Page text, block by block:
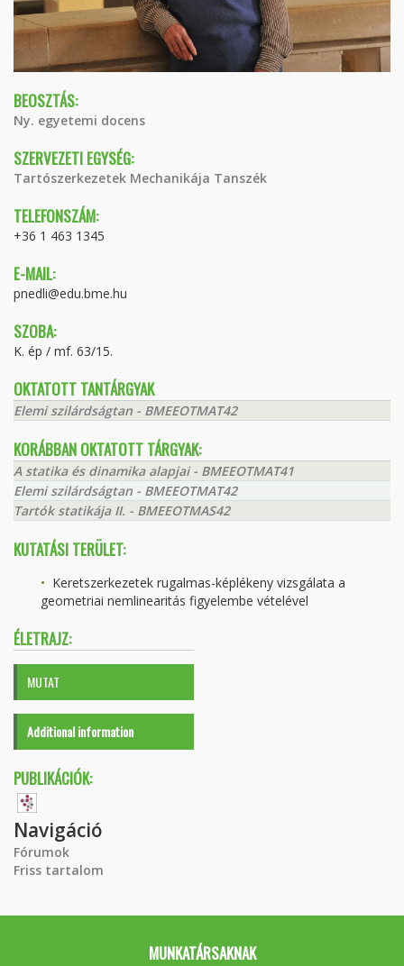
BEOSZTÁS:
Ny. egyetemi docens
SZERVEZETI EGYSÉG:
Tartószerkezetek Mechanikája Tanszék
TELEFONSZÁM:
+36 1 463 1345
E-MAIL:
pnedli@edu.bme.hu
SZOBA:
K. ép / mf. 63/15.
OKTATOTT TANTÁRGYAK
Elemi szilárdságtan - BMEEOTMAT42
KORÁBBAN OKTATOTT TÁRGYAK:
A statika és dinamika alapjai - BMEEOTMAT41
Elemi szilárdságtan - BMEEOTMAT42
Tartók statikája II. - BMEEOTMAS42
KUTATÁSI TERÜLET:
Keretszerkezetek rugalmas-képlékeny vizsgálata a
geometriai nemlinearitás figyelembe vételével
ÉLETRAJZ:
MUTAT
Additional information
PUBLIKÁCIÓK:
Navigáció
Fórumok
Friss tartalom
MUNKATÁRSAKNAK